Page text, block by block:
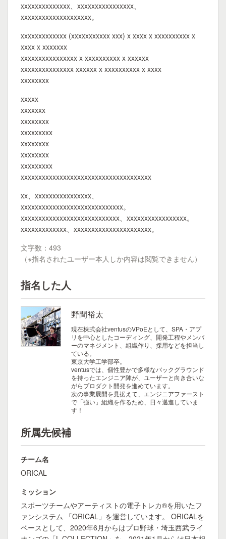
xxxxxxxxxxxxxx、xxxxxxxxxxxxxxxx、
xxxxxxxxxxxxxxxxxxxx。
xxxxxxxxxxxxx (xxxxxxxxxxx xxx) x xxxx x xxxxxxxxxx x
xxxx x xxxxxxx
xxxxxxxxxxxxxxxx x xxxxxxxxxx x xxxxxx
xxxxxxxxxxxxxxx xxxxxx x xxxxxxxxxx x xxxx
xxxxxxxx
xxxxx
xxxxxxx
xxxxxxxx
xxxxxxxxx
xxxxxxxx
xxxxxxxx
xxxxxxxxx
xxxxxxxxxxxxxxxxxxxxxxxxxxxxxxxxxxxxx
xx、xxxxxxxxxxxxxxxx、
xxxxxxxxxxxxxxxxxxxxxxxxxxxxx。
xxxxxxxxxxxxxxxxxxxxxxxxxxxx、xxxxxxxxxxxxxxxxx。
xxxxxxxxxxxxx、xxxxxxxxxxxxxxxxxxxxxx。
文字数：493
（※指名されたユーザー本人しか内容は閲覧できません）
指名した人
野間裕太
現在株式会社ventusのVPoEとして、SPA・アプ
リを中心としたコーディング、開発工程やメンバ
ーのマネジメント、組織作り、採用などを担当し
ている。
東京大学工学部卒。
ventusでは、個性豊かで多様なバックグラウンド
を持ったエンジニア陣が、ユーザーと向き合いな
がらプロダクト開発を進めています。
次の事業展開を見据えて、エンジニアファースト
で「強い」組織を作るため、日々邁進していま
す！
所属先候補
チーム名
ORICAL
ミッション
スポーツチームやアーティストの電子トレカ®︎を用いたフ
ァンシステム 「ORICAL」を運営しています。 ORICALを
ベースとして、2020年6月からはプロ野球・埼玉西武ライ